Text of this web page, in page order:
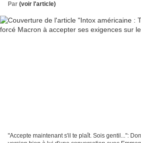
Par (voir l'article)
"Accepte maintenant s'il te plaît. Sois gentil...":